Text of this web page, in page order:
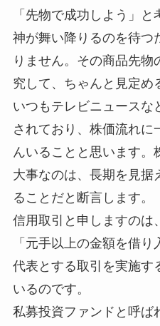
「先物で成功しよう」
神が舞い降りるのを待つ
りません。その商品先
究して、ちゃんと見定め
いつもテレビニュースな
されており、株価流れに
んいることと思います。
大事なのは、長期を見据
ることだと断言します。
信用取引と申しますのは
「元手以上の金額を借
代表とする取引を実施す
いるのです。
私募投資ファンドと呼ば